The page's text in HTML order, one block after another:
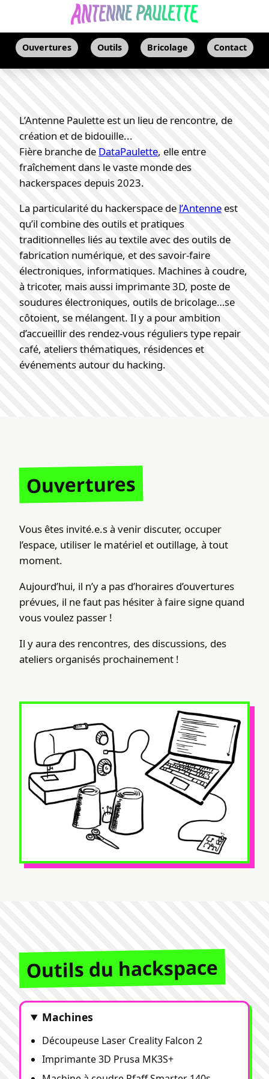
Ouvertures Outils Bricolage Contact
L’Antenne Paulette est un lieu de rencontre, de
création et de bidouille...
Fière branche de DataPaulette, elle entre
fraîchement dans le vaste monde des
hackerspaces depuis 2023.
La particularité du hackerspace de l’Antenne est
qu’il combine des outils et pratiques
traditionnelles liés au textile avec des outils de
fabrication numérique, et des savoir-faire
électroniques, informatiques. Machines à coudre,
à tricoter, mais aussi imprimante 3D, poste de
soudures électroniques, outils de bricolage…se
côtoient, se mélangent. Il y a pour ambition
d’accueillir des rendez-vous réguliers type repair
café, ateliers thématiques, résidences et
événements autour du hacking.
Ouvertures
Vous êtes invité.e.s à venir discuter, occuper
l’espace, utiliser le matériel et outillage, à tout
moment.
Aujourd’hui, il n’y a pas d’horaires d’ouvertures
prévues, il ne faut pas hésiter à faire signe quand
vous voulez passer !
Il y aura des rencontres, des discussions, des
ateliers organisés prochainement !
Outils du hackspace
Machines
Découpeuse Laser Creality Falcon 2
Imprimante 3D Prusa MK3S+